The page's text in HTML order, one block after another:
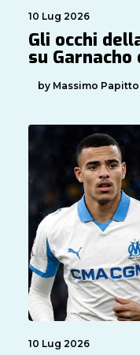
10 Lug 2026
Gli occhi
su Garnacho
by Massimo Papitto
10 Lug 2026